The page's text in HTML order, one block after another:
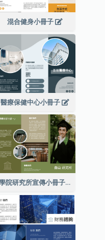
混合健身小冊子
醫療保健中心小冊子
學院研究所宣傳小冊子